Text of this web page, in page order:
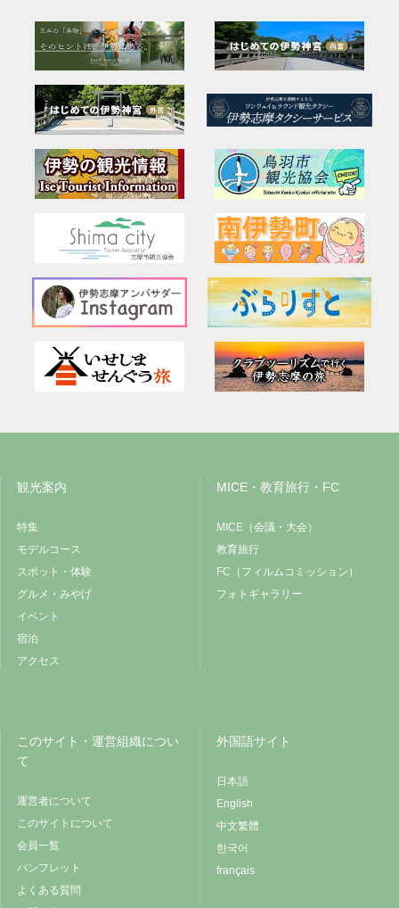
観光案内
特集
モデルコース
スポット・体験
グルメ・みやげ
イベント
宿泊
アクセス
MICE・教育旅行・FC
MICE（会議・大会）
教育旅行
FC（フィルムコミッション）
フォトギャラリー
このサイト・運営組織につい
て
運営者について
このサイトについて
会員一覧
パンフレット
よくある質問
外国語サイト
日本語
English
中文繁體
한국어
français